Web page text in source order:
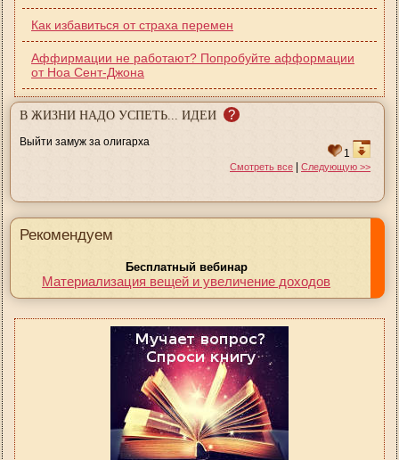
Как избавиться от страха перемен
Аффирмации не работают? Попробуйте афформации
от Ноа Сент-Джона
В ЖИЗНИ НАДО УСПЕТЬ... ИДЕИ ?
Выйти замуж за олигарха
1
Смотреть все | Следующую >>
Рекомендуем
Бесплатный вебинар
Материализация вещей и увеличение доходов